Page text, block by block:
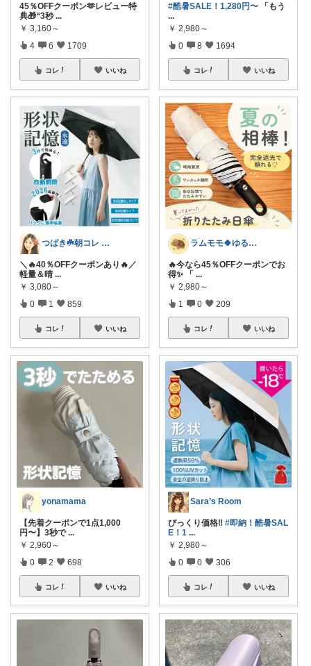
45％OFFクーポン🫶レビュー特
典🎁“3秒 ...
￥ 3,160～
4 6 1709
コレ いいね
つばき☘️朝コレ 家事・育児・仕事を楽に
＼🔥40％OFFクーポンあり🔥／
軽量＆晴 ...
￥ 3,080～
0 1 859
コレ いいね
yonamama
【先着クーポンで1点1,000
円〜】3秒で ...
￥ 2,960～
0 2 698
コレ いいね
#酷暑SALE！1,280円〜 ​「もう
...
￥ 2,980～
0 8 1694
コレ いいね
ラムモモ🍀ゆるっとミニマル
🔥今なら45％OFFクーポンでお
得✨ 「 ...
￥ 2,980～
1 0 209
コレ いいね
Sara’s Room
びっくり価格‼️ #即納！酷暑SAL
E！1 ...
￥ 2,980～
0 0 306
コレ いいね